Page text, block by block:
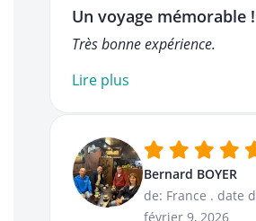
Un voyage mémorable !
Très bonne expérience.
Lire plus
Bernard BOYER
de: France . date
février 9, 2026